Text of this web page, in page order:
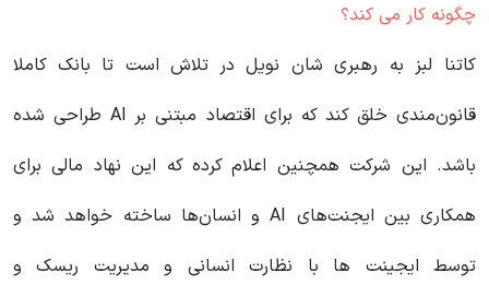
چگونه کار می کند؟
کاتنا لبز به رهبری شان نویل در تلاش است تا بانک کاملا
قانون‌مندی خلق کند که برای اقتصاد مبتنی بر AI طراحی شده
باشد. این شرکت همچنین اعلام کرده که این نهاد مالی برای
همکاری بین ایجنت‌های AI و انسان‌ها ساخته خواهد شد و
توسط ایجینت ها با نظارت انسانی و مدیریت ریسک و